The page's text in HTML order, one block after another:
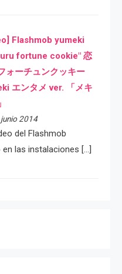
Flashmob yumeki
fortune cookie" 恋
ォーチュンクッキー
エンタメ ver. 「メキ
2014
del Flashmob
las instalaciones […]